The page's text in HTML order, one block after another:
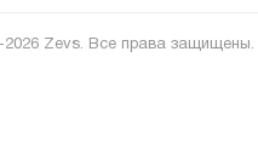
Zevs. Все права